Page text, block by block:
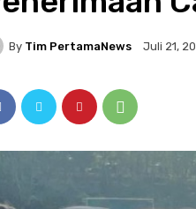
By Tim PertamaNews Juli 21,